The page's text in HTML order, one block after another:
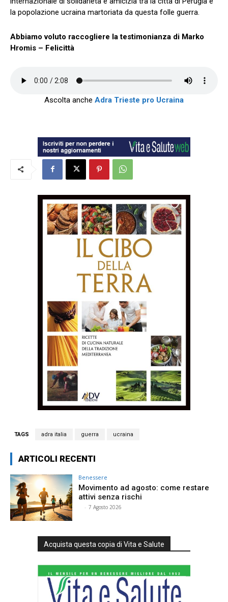
la popolazione ucraina martoriata da questa folle guerra.
Abbiamo voluto raccogliere la testimonianza di Marko
Hromis – Felicittà
Ascolta anche Adra Trieste pro Ucraina
TAGS adra italia guerra ucraina
ARTICOLI RECENTI
Benessere
Movimento ad agosto: come restare
attivi senza rischi
- 7 Agosto 2026
Acquista questa copia di Vita e Salute